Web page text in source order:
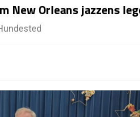
New Orleans jazzens